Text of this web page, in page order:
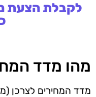
לקבלת הצעת
מהו מדד
מדד המחירים לצרכן